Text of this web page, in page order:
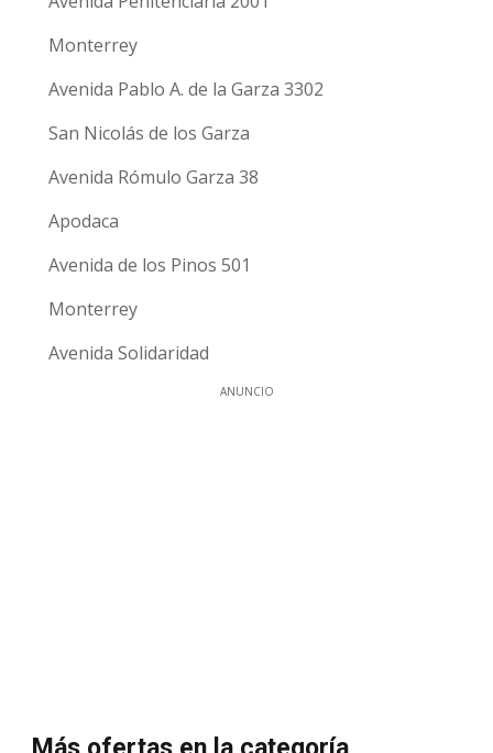
Monterrey
Avenida Pablo A. de la Garza 3302
San Nicolás de los Garza
Avenida Rómulo Garza 38
Apodaca
Avenida de los Pinos 501
Monterrey
Avenida Solidaridad
ANUNCIO